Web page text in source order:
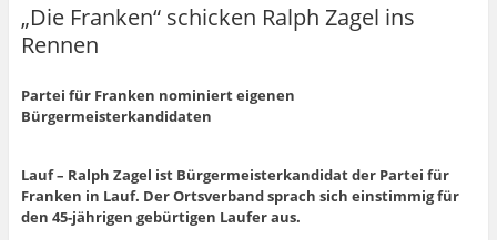
„Die Franken“ schicken Ralph Zagel ins
Rennen
Partei für Franken nominiert eigenen
Bürgermeisterkandidaten
Lauf – Ralph Zagel ist Bürgermeisterkandidat der Partei für
Franken in Lauf. Der Ortsverband sprach sich einstimmig für
den 45-jährigen gebürtigen Laufer aus.